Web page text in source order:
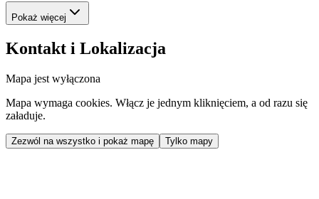
Pokaż więcej
Kontakt i Lokalizacja
Mapa jest wyłączona
Mapa wymaga cookies. Włącz je jednym kliknięciem, a od razu się
załaduje.
Zezwól na wszystko i pokaż mapę Tylko mapy